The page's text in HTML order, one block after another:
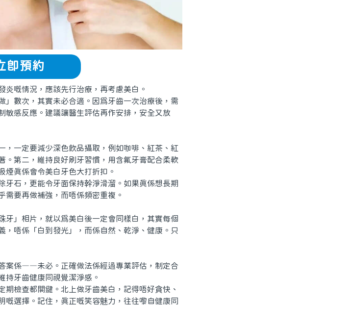
即預約
情況，應該先行治療，再考慮美白。
數次，其實未必合適。因爲牙齒一次治療後，需
敏感反應。建議讓醫生評估再作安排，安全又放
一定要減少深色飲品攝取，例如咖啡、紅茶、紅
。第二，維持良好刷牙習慣，用含氟牙膏配合柔軟
煙真係會令美白牙色大打折扣。
石，更能令牙面保持幹淨滑溜。如果真係想長期
需要再做補強，而唔係頻密重複。
」相片，就以爲美白後一定會同樣白，其實每個
，唔係「白到發光」，而係自然、乾淨、健康。只
係——未必。正確做法係經過專業評估，制定合
持牙齒健康同視覺潔淨感。
檢查都關鍵。北上做牙齒美白，記得唔好貪快、
嘅選擇。記住，真正嘅笑容魅力，往往嚟自健康同